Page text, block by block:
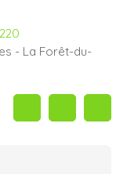
- La Forêt-du-